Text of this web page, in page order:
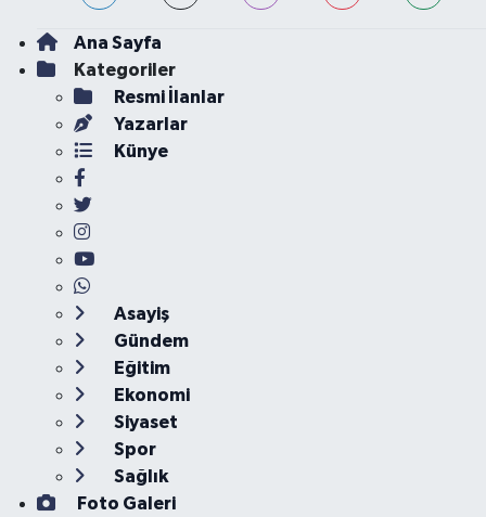
Ana Sayfa
Kategoriler
Resmi İlanlar
Yazarlar
Künye
Asayiş
Gündem
Eğitim
Ekonomi
Siyaset
Spor
Sağlık
Foto Galeri